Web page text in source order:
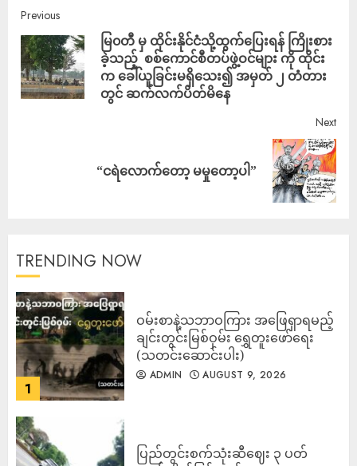
Previous
မြ၀တီ မှ ထိုင်းနိုင်ငံသို့ထွက်ပြေးရန် ကြိုးစား
ခဲ့သည့် စစ်ကောင်စီတပ်ဖွဲ့ဝင်များ ကို ထိုင်း
က ခေါ်ယူခြင်းမရှိသေး၍ အမှတ် ၂ တံတား
တွင် ဆက်လက်ပိတ်မိနေ
Next
“ငရဲလောက်တော့ မမှုတော့ပါ”
TRENDING NOW
1
ဝမ်းစာနဲ့သဘာဝကြား အဖြေရှာရမည့်
ချင်းတွင်းမြစ်ဝှမ်း ရွှေတူးဖော်ရေး
(သတင်းဆောင်းပါး)
ADMIN AUGUST 9, 2026
ပြည်တွင်းစက်သုံးဆီဈေး ၃ ပတ်